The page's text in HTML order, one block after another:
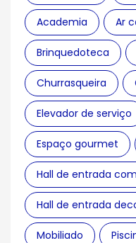
Academia Ar
Brinquedoteca
Churrasqueira
Elevador de serviço
Espaço gourmet
Hall de entrada
Hall de entrada
Mobiliado